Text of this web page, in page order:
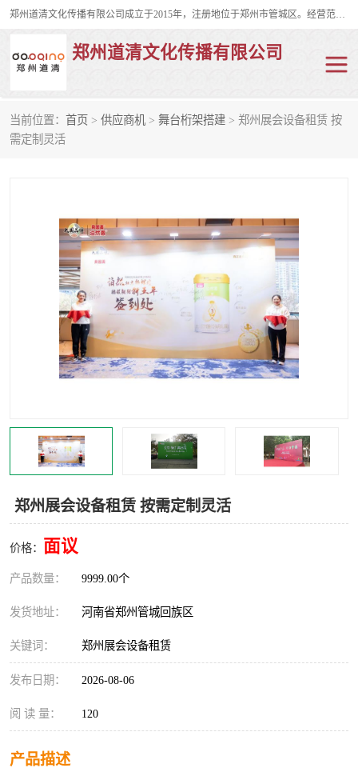
郑州道清文化传播有限公司成立于2015年，注册地位于郑州市管城区。经营范围包括会议及展览服务、庆典礼仪策划、企业形象策划、企业管理咨询、计算机图文设计、制作等。主要产品服务有：舞台桁架搭建，背景板搭建，灯光音响，雷亚舞台搭建、龙门架搭建、会议桌椅租赁、灯光音响租赁、空飘出租、气柱拱门租赁、喷绘写真制作、kt板制作。
郑州道清文化传播有限公司
当前位置： 首页 > 供应商机 > 舞台桁架搭建 > 郑州展会设备租赁 按
需定制灵活
郑州展会设备租赁 按需定制灵活
价格： 面议
产品数量： 9999.00个
发货地址： 河南省郑州管城回族区
关键词： 郑州展会设备租赁
发布日期： 2026-08-06
阅 读 量： 120
产品描述
舞台桁架搭建
活动策划 truss架出租
kt板制作 场地布置
背景板搭建 雷亚舞台搭建
龙门架搭建 会议桌椅租赁
灯光音响租赁 空飘出租